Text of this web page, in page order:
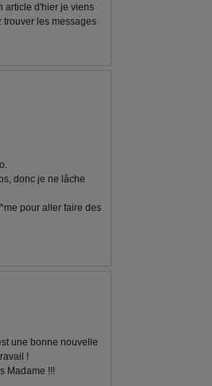
article d'hier je viens
trouver les messages
donc je ne lâche
pour aller faire des
une bonne nouvelle
!
Madame !!!